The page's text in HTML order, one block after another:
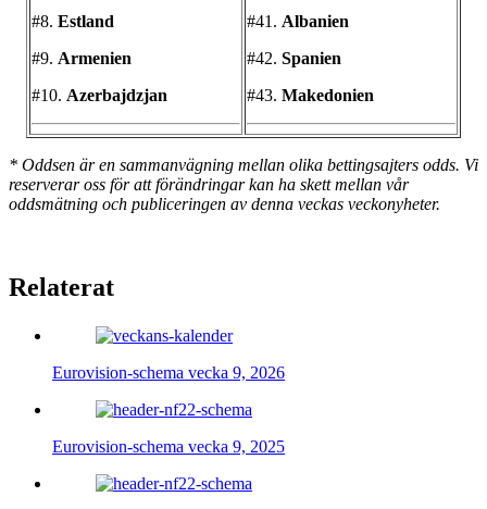
#8. Estland
#9. Armenien
#10. Azerbajdzjan
#41. Albanien
#42. Spanien
#43. Makedonien
* Oddsen är en sammanvägning mellan olika bettingsajters odds. Vi
reserverar oss för att förändringar kan ha skett mellan vår
oddsmätning och publiceringen av denna veckas veckonyheter.
Relaterat
Eurovision-schema vecka 9, 2026
Eurovision-schema vecka 9, 2025